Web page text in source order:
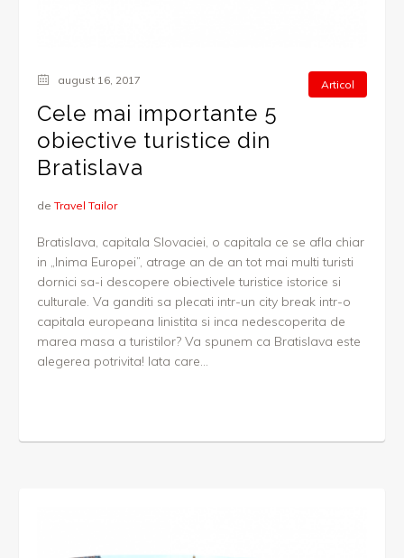
Articol
august 16, 2017
Cele mai importante 5
obiective turistice din
Bratislava
de Travel Tailor
Bratislava, capitala Slovaciei, o capitala ce se afla chiar
in „Inima Europei”, atrage an de an tot mai multi turisti
dornici sa-i descopere obiectivele turistice istorice si
culturale. Va ganditi sa plecati intr-un city break intr-o
capitala europeana linistita si inca nedescoperita de
marea masa a turistilor? Va spunem ca Bratislava este
alegerea potrivita! Iata care...